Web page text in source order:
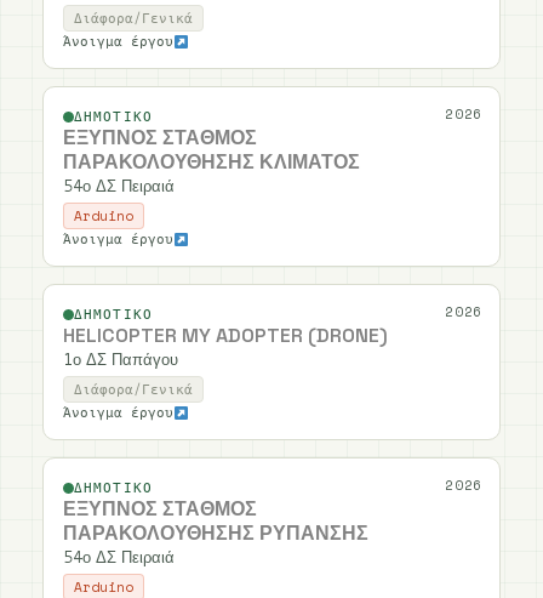
Διάφορα/Γενικά
Άνοιγμα έργου
2026
ΔΗΜΟΤΙΚΌ
ΈΞΥΠΝΟΣ ΣΤΑΘΜΌΣ
ΠΑΡΑΚΟΛΟΎΘΗΣΗΣ ΚΛΊΜΑΤΟΣ
54ο ΔΣ Πειραιά
Arduino
Άνοιγμα έργου
2026
ΔΗΜΟΤΙΚΌ
HELICOPTER MY ADOPTER (DRONE)
1ο ΔΣ Παπάγου
Διάφορα/Γενικά
Άνοιγμα έργου
2026
ΔΗΜΟΤΙΚΌ
ΈΞΥΠΝΟΣ ΣΤΑΘΜΌΣ
ΠΑΡΑΚΟΛΟΎΘΗΣΗΣ ΡΎΠΑΝΣΗΣ
54ο ΔΣ Πειραιά
Arduino